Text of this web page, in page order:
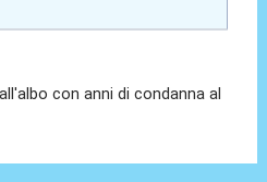
con anni di condanna al